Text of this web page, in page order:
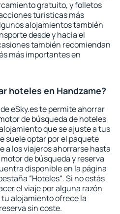
gratuito, y folletos
turísticas más
alojamientos también
desde y hacia el
también recomiendan
más importantes en
hoteles en Handzame?
eSky.es te permite ahorrar
de búsqueda de hoteles
que se ajuste a tus
suele optar por el paquete
a los viajeros ahorrarse hasta
de búsqueda y reserva
disponible en la página
“Hoteles“. Si no estás
el viaje por alguna razón
alojamiento ofrece la
sin coste.